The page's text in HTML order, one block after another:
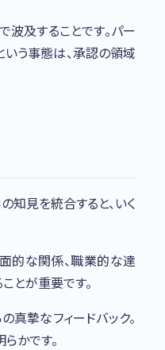
及することです。パー
いう事態は、承認の領域
の知見を統合すると、いく
的な関係、職業的な達
とが重要です。
真摯なフィードバック。
かです。